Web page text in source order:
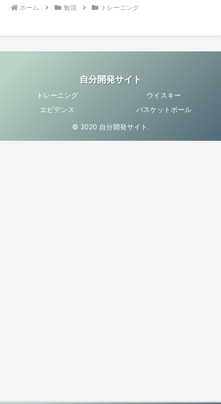
ホーム 勉強 トレーニング
自分開発サイト
トレーニング
ウイスキー
エビデンス
バスケットボール
© 2020 自分開発サイト.